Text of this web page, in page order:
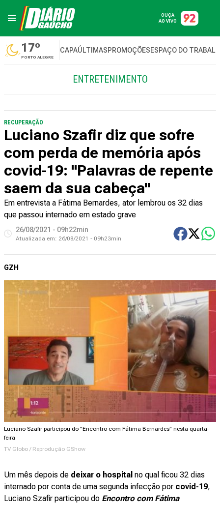
OUÇA
AO VIVO
17º
PORTO ALEGRE
CAPAÚLTIMASPROMOÇÕESESPAÇO DO
ENTRETENIMENTO
RECUPERAÇÃO
Luciano Szafir diz que sofre
com perda de memória após
covid-19: "Palavras de repente
saem da sua cabeça"
Em entrevista a Fátima Bernardes, ator lembrou os 32 dias
que passou internado em estado grave
26/08/2021 - 09h22min
Atualizada em: 26/08/2021 - 09h23min
GZH
Luciano Szafir participou do "Encontro com Fátima Bernardes" nesta quarta-
feira
TV Globo / Reprodução GShow
Um mês depois de deixar o hospital no qual ficou 32 dias
internado por conta de uma segunda infecção por covid-19,
Luciano Szafir participou do Encontro com Fátima